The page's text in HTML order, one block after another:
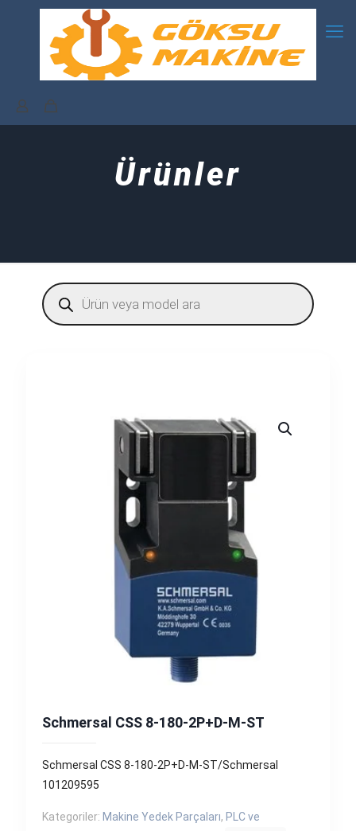
Ürünler
Products
search
Schmersal CSS 8-180-2P+D-M-ST
Schmersal CSS 8-180-2P+D-M-ST/Schmersal
101209595
Kategoriler: Makine Yedek Parçaları, PLC ve